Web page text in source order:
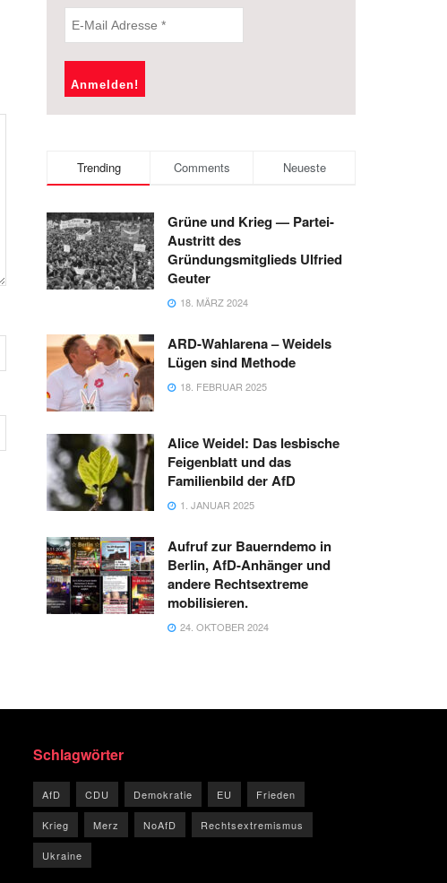
Trending Comments Neueste
Grüne und Krieg — Partei-
Austritt des
Gründungsmitglieds Ulfried
Geuter
18. MÄRZ 2024
ARD-Wahlarena – Weidels
Lügen sind Methode
18. FEBRUAR 2025
Alice Weidel: Das lesbische
Feigenblatt und das
Familienbild der AfD
1. JANUAR 2025
Aufruf zur Bauerndemo in
Berlin, AfD-Anhänger und
andere Rechtsextreme
mobilisieren.
24. OKTOBER 2024
Schlagwörter
AfD CDU Demokratie EU Frieden
Krieg Merz NoAfD Rechtsextremismus
Ukraine